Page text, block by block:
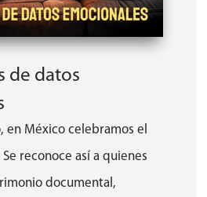
de datos
en México celebramos el
reconoce así a quienes
documental,